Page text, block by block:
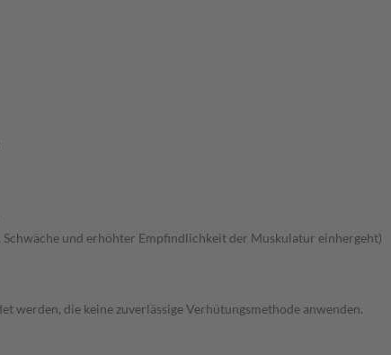
und erhöhter Empfindlichkeit der Muskulatur einhergeht)
werden, die keine zuverlässige Verhütungsmethode anwenden.